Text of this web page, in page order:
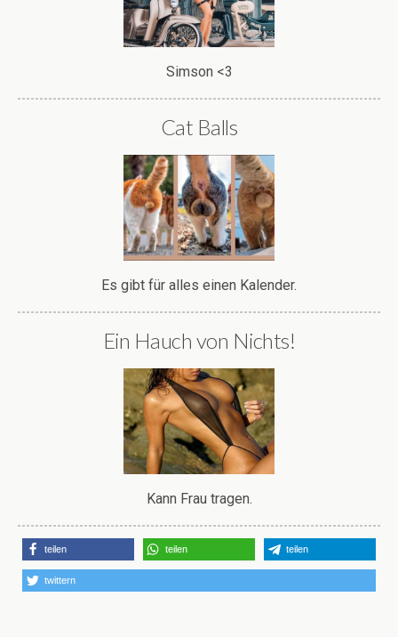
Simson <3
Cat Balls
Es gibt für alles einen Kalender.
Ein Hauch von Nichts!
Kann Frau tragen.
teilen teilen teilen
twittern